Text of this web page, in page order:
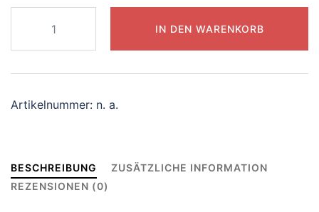
tiger
Menge
IN DEN WARENKORB
Artikelnummer: n. a.
BESCHREIBUNG
ZUSÄTZLICHE INFORMATION
REZENSIONEN (0)